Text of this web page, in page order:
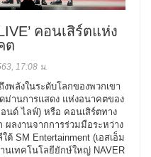
คอนเสิร์ตแห่ง
ต
17:08 น.
พลังในระดับโลกของพวกเขา
ม่านการแสดง แห่งอนาคตของ
อนด์ ไลฟ์) หรือ คอนเสิร์ตทาง
ผลงานจากการร่วมมือระหว่าง
SM Entertainment (เอสเอ็ม
นเทคโนโลยียักษ์ใหญ่ NAVER